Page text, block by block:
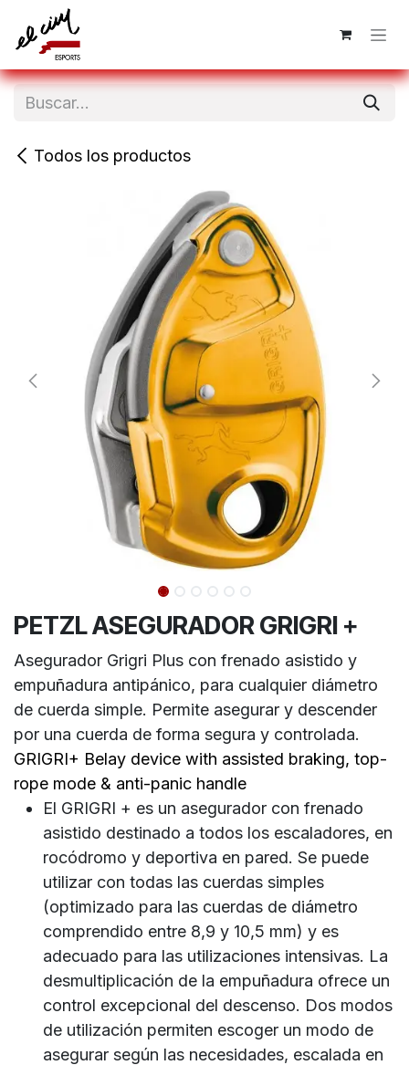
Ir al contenido
Todos los productos
PETZL ASEGURADOR GRIGRI +
Asegurador Grigri Plus con frenado asistido y
empuñadura antipánico, para cualquier diámetro
de cuerda simple. Permite asegurar y descender
por una cuerda de forma segura y controlada.
GRIGRI+ Belay device with assisted braking, top-
rope mode & anti-panic handle
El GRIGRI + es un asegurador con frenado
asistido destinado a todos los escaladores, en
rocódromo y deportiva en pared. Se puede
utilizar con todas las cuerdas simples
(optimizado para las cuerdas de diámetro
comprendido entre 8,9 y 10,5 mm) y es
adecuado para las utilizaciones intensivas. La
desmultiplicación de la empuñadura ofrece un
control excepcional del descenso. Dos modos
de utilización permiten escoger un modo de
asegurar según las necesidades, escalada en